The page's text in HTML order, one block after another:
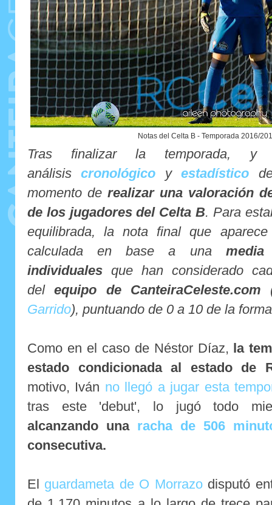
Notas del Celta B - Temporada 2016/
Tras finalizar la temporada,
análisiscronológico yestadístico
momento de realizar una valoración
de los jugadores del Celta B. Para
equilibrada, la nota final que
calculada en base a una
individuales que han considerado
delequipo de CanteiraCeleste.com
Garrido), puntuando de 0 a 10 de la
Como en el caso de Néstor Díaz, la
estado condicionada al estado de
motivo, Iván no llegó a jugar esta
tras este 'debut', lo jugó todo
alcanzando una racha de 506
consecutiva.
El guardameta de O Morrazo disputó